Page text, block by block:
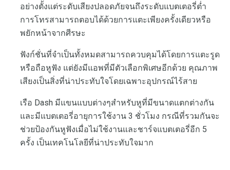
อย่างตั้งแต่ระดับเสียงปลอดภัยจนถึงระดับแบตเตอรี่ต่ำ
การโทรสามารถตอบได้ด้วยการแตะเพียงครั้งเดียวหรือ
พยักหน้าจากศีรษะ
ฟังก์ชั่นที่จำเป็นทั้งหมดสามารถควบคุมได้โดยการแตะรูด
หรือถือหูฟัง แต่ยังมีแอพที่มีตัวเลือกพิเศษอีกด้วย คุณภาพ
เสียงเป็นสิ่งที่น่าประทับใจโดยเฉพาะอุปกรณ์ไร้สาย
เรือ Dash มีแขนแบบต่างๆสำหรับหูที่มีขนาดแตกต่างกัน
และมีแบตเตอรี่อายุการใช้งาน 3 ชั่วโมง กรณีที่รวมกันจะ
ช่วยป้องกันหูฟังเมื่อไม่ใช้งานและชาร์จแบตเตอรี่อีก 5
ครั้ง เป็นเทคโนโลยีที่น่าประทับใจมาก